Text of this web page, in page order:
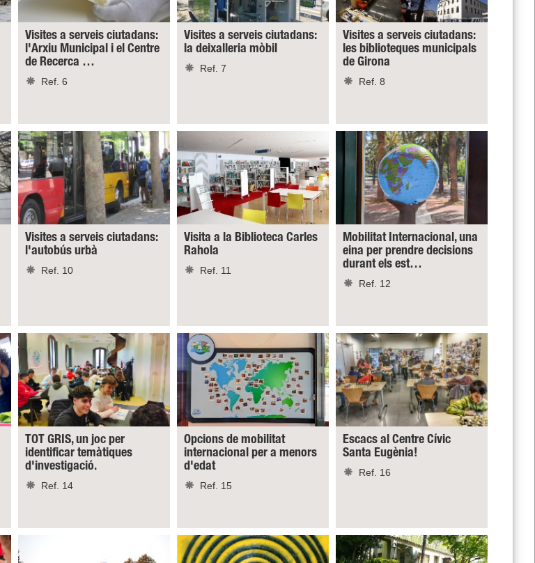
Visites a serveis ciutadans:
l'Arxiu Municipal i el Centre
de Recerca …
Ref. 6
Visites a serveis ciutadans:
la deixalleria mòbil
Ref. 7
Visites a serveis ciutadans:
les biblioteques municipals
de Girona
Ref. 8
Visites a serveis ciutadans:
l'autobús urbà
Ref. 10
Visita a la Biblioteca Carles
Rahola
Ref. 11
Mobilitat Internacional, una
eina per prendre decisions
durant els est…
Ref. 12
TOT GRIS, un joc per
identificar temàtiques
d'investigació.
Ref. 14
Opcions de mobilitat
internacional per a menors
d'edat
Ref. 15
Escacs al Centre Cívic
Santa Eugènia!
Ref. 16